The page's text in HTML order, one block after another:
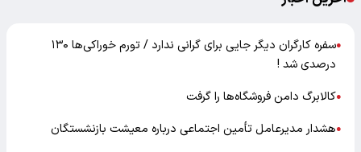
●
سفره کارگران دیگر جایی برای گرانی ندارد / تورم خوراکی‌ها ۱۳۰
درصدی شد !
●کالابرگ دامن فروشگاه‌ها را گرفت
●هشدار مدیرعامل تأمین اجتماعی درباره معیشت بازنشستگان